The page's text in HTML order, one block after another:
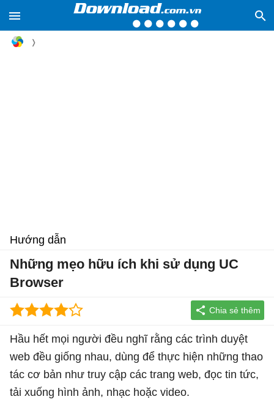
Hướng dẫn
Những mẹo hữu ích khi sử dụng UC
Browser
Hầu hết mọi người đều nghĩ rằng các trình duyệt
web đều giống nhau, dùng để thực hiện những thao
tác cơ bản như truy cập các trang web, đọc tin tức,
tải xuống hình ảnh, nhạc hoặc video.